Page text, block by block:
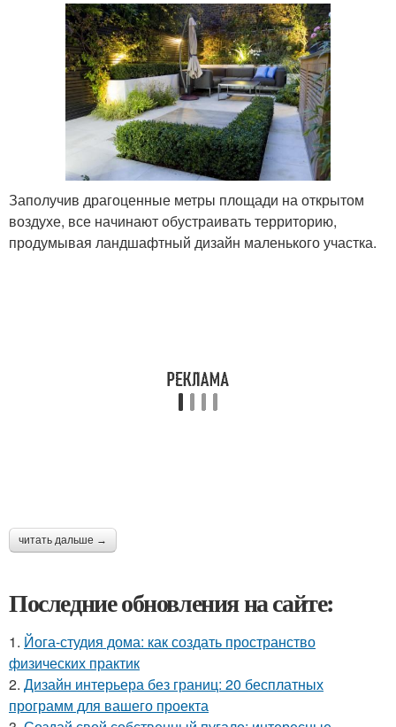
Заполучив драгоценные метры площади на открытом
воздухе, все начинают обустраивать территорию,
продумывая ландшафтный дизайн маленького участка.
читать дальше →
Последние обновления на сайте:
1. Йога-студия дома: как создать пространство
физических практик
2. Дизайн интерьера без границ: 20 бесплатных
программ для вашего проекта